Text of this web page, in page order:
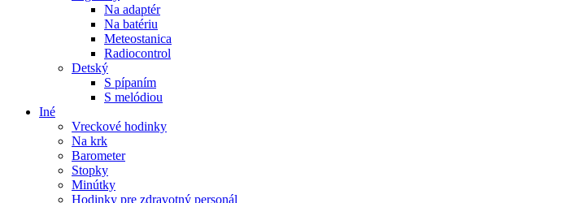
Na adaptér
Na batériu
Meteostanica
Radiocontrol
Detský
S pípaním
S melódiou
Iné
Vreckové hodinky
Na krk
Barometer
Stopky
Minútky
Hodinky pre zdravotný personál